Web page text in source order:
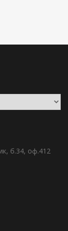
б.34, оф.412